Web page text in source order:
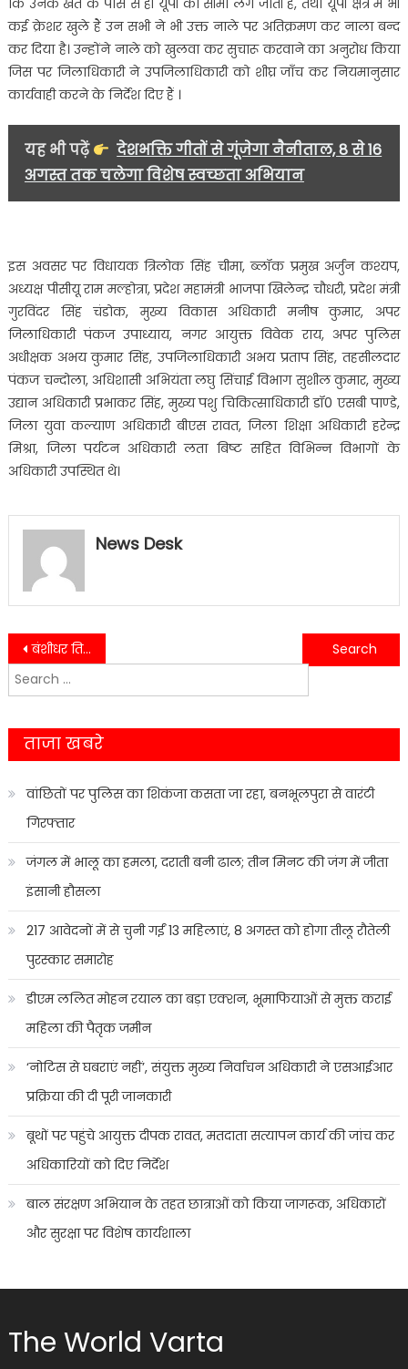
कि उनके खेत के पास से ही यूपी की सीमा लग जाती है, तथा यूपी क्षेत्र में भी
कई क्रेशर खुले हैं उन सभी ने भी उक्त नाले पर अतिक्रमण कर नाला बन्द
कर दिया है। उन्होंने नाले को खुलवा कर सुचारू करवाने का अनुरोध किया
जिस पर जिलाधिकारी ने उपजिलाधिकारी को शीघ्र जाँच कर नियमानुसार
कार्यवाही करने के निर्देश दिए हैं ।
यह भी पढ़ें
देशभक्ति गीतों से गूंजेगा नैनीताल, 8 से 16
अगस्त तक चलेगा विशेष स्वच्छता अभियान
इस अवसर पर विधायक त्रिलोक सिंह चीमा, ब्लॉक प्रमुख अर्जुन कश्यप,
अध्यक्ष पीसीयू राम मल्होत्रा, प्रदेश महामंत्री भाजपा खिलेन्द्र चौधरी, प्रदेश मंत्री
गुरविंदर सिंह चंडोक, मुख्य विकास अधिकारी मनीष कुमार, अपर
जिलाधिकारी पंकज उपाध्याय, नगर आयुक्त विवेक राय, अपर पुलिस
अधीक्षक अभय कुमार सिंह, उपजिलाधिकारी अभय प्रताप सिंह, तहसीलदार
पंकज चन्दोला, अधिशासी अभियंता लघु सिंचाई विभाग सुशील कुमार, मुख्य
उद्यान अधिकारी प्रभाकर सिंह, मुख्य पशु चिकित्साधिकारी डॉ0 एसबी पाण्डे,
जिला युवा कल्याण अधिकारी बीएस रावत, जिला शिक्षा अधिकारी हरेन्द्र
मिश्रा, जिला पर्यटन अधिकारी लता बिष्ट सहित विभिन्न विभागों के
अधिकारी उपस्थित थे।
News Desk
Post
navigation
बंशीधर तिवारी पहुँचे हल्द्वानी दौरे पर…..
धौरा जलाशय से छोड़ा गया पानी, ग्रामीणों ने जताया आभार……
Search
for:
ताजा खबरे
वांछितों पर पुलिस का शिकंजा कसता जा रहा, बनभूलपुरा से वारंटी
गिरफ्तार
जंगल में भालू का हमला, दराती बनी ढाल; तीन मिनट की जंग में जीता
इंसानी हौसला
217 आवेदनों में से चुनी गईं 13 महिलाएं, 8 अगस्त को होगा तीलू रौतेली
पुरस्कार समारोह
डीएम ललित मोहन रयाल का बड़ा एक्शन, भूमाफियाओं से मुक्त कराई
महिला की पैतृक जमीन
‘नोटिस से घबराएं नहीं’, संयुक्त मुख्य निर्वाचन अधिकारी ने एसआईआर
प्रक्रिया की दी पूरी जानकारी
बूथों पर पहुंचे आयुक्त दीपक रावत, मतदाता सत्यापन कार्य की जांच कर
अधिकारियों को दिए निर्देश
बाल संरक्षण अभियान के तहत छात्राओं को किया जागरूक, अधिकारों
और सुरक्षा पर विशेष कार्यशाला
The World Varta